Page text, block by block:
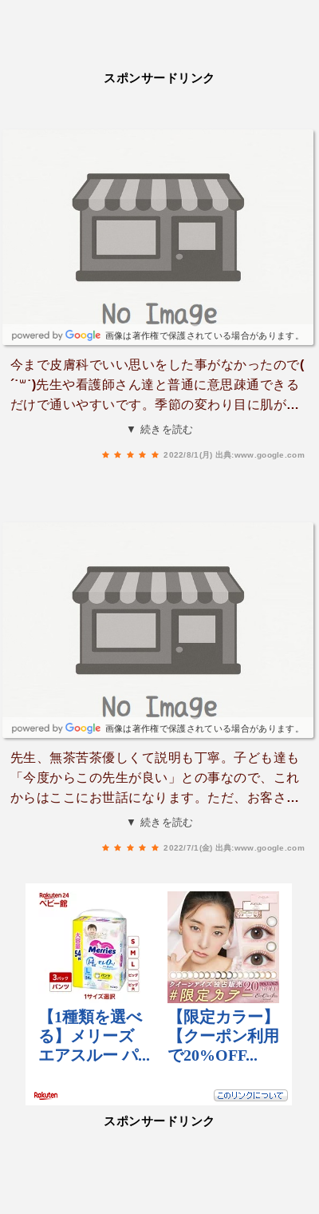
スポンサードリンク
画像は著作権で保護されている場合があります。
今まで皮膚科でいい思いをした事がなかったので(
´˙꒳˙)先生や看護師さん達と普通に意思疎通できる
だけで通いやすいです。季節の変わり目に肌が痒
く発疹がでますが、処方も的確で大抵3日できれ
▼ 続きを読む
2022/8/1(月) 出典:www.google.com
画像は著作権で保護されている場合があります。
先生、無茶苦茶優しくて説明も丁寧。子ども達も
「今度からこの先生が良い」との事なので、これ
からはここにお世話になります。ただ、お客さん
が多い(*_*)追伸：診察時間が短いと言う人もいる
子共々何度も受診していますが、先生から処方し
てもらった薬はよく効くし、症状が治らなかった
事は無いです。^ ^ら。
▼ 続きを読む
2022/7/1(金) 出典:www.google.com
スポンサードリンク